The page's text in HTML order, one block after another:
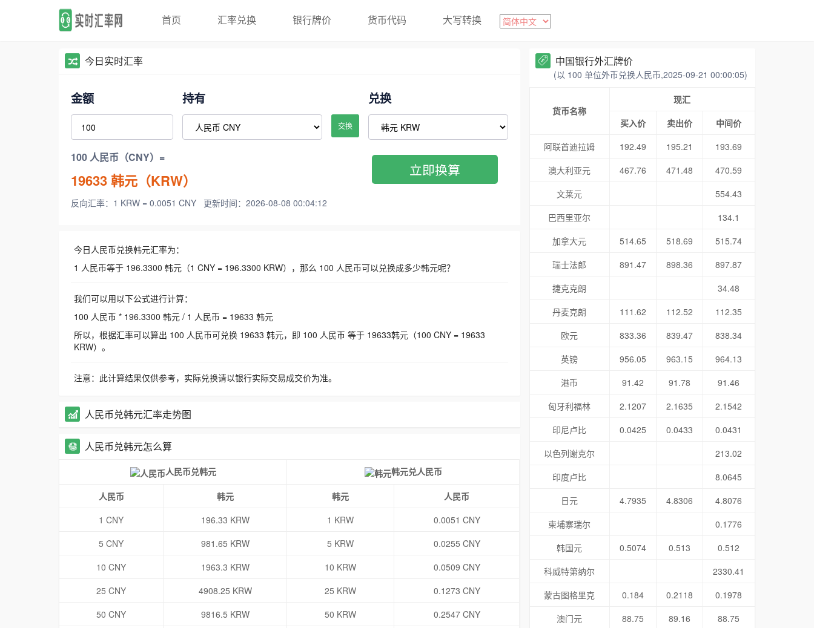
首页 汇率兑换 银行牌价 货币代码 大写转换
今日实时汇率
金额 持有
交换
兑换
100 人民币（CNY）=
19633韩元（KRW）
反向汇率：1 KRW = 0.0051 CNY 更新时间：2026-08-08 00:04:12
立即换算
今日人民币兑换韩元汇率为：
1 人民币等于 196.3300 韩元（1 CNY = 196.3300 KRW），那么 100 人民币可以兑换成多少韩元呢？
我们可以用以下公式进行计算：
100 人民币 * 196.3300 韩元 / 1 人民币 = 19633 韩元
所以，根据汇率可以算出 100 人民币可兑换 19633 韩元，即 100 人民币 等于 19633韩元（100 CNY = 19633
KRW）。
注意：此计算结果仅供参考，实际兑换请以银行实际交易成交价为准。
人民币兑韩元汇率走势图
人民币兑韩元怎么算
人民币兑韩元 韩元兑人民币
人民币 韩元 韩元
人民币
1 CNY
196.33 KRW 1 KRW
0.0051 CNY
5 CNY
981.65 KRW 5 KRW
0.0255 CNY
10 CNY
1963.3 KRW 10 KRW
0.0509 CNY
25 CNY
4908.25 KRW 25 KRW
0.1273 CNY
50 CNY
9816.5 KRW 50 KRW
0.2547 CNY
中国银行外汇牌价
(以 100 单位外币兑换人民币,2025-09-21 00:00:05)
货币名称
现汇
买入价
卖出价
中间价
阿联酋迪拉姆
192.49 195.21
193.69
澳大利亚元
467.76 471.48
470.59
文莱元
554.43
巴西里亚尔
134.1
加拿大元
514.65 518.69
515.74
瑞士法郎
891.47 898.36
897.87
捷克克朗
34.48
丹麦克朗
111.62 112.52
112.35
欧元
833.36 839.47
838.34
英镑
956.05 963.15
964.13
港币
91.42 91.78
91.46
匈牙利福林
2.1207 2.1635
2.1542
印尼卢比
0.0425 0.0433
0.0431
以色列谢克尔
213.02
印度卢比
8.0645
日元
4.7935 4.8306
4.8076
柬埔寨瑞尔
0.1776
韩国元
0.5074 0.513
0.512
科威特第纳尔
2330.41
蒙古图格里克
0.184 0.2118
0.1978
澳门元
88.75 89.16
88.75